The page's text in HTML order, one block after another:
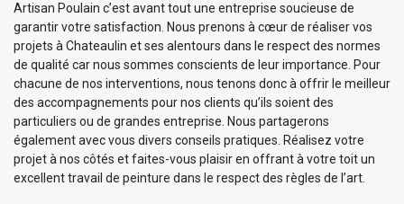
Artisan Poulain c’est avant tout une entreprise soucieuse de
garantir votre satisfaction. Nous prenons à cœur de réaliser vos
projets à Chateaulin et ses alentours dans le respect des normes
de qualité car nous sommes conscients de leur importance. Pour
chacune de nos interventions, nous tenons donc à offrir le meilleur
des accompagnements pour nos clients qu’ils soient des
particuliers ou de grandes entreprise. Nous partagerons
également avec vous divers conseils pratiques. Réalisez votre
projet à nos côtés et faites-vous plaisir en offrant à votre toit un
excellent travail de peinture dans le respect des règles de l’art.